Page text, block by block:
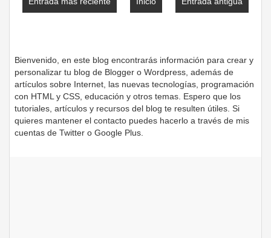
Bienvenido, en este blog encontrarás información para crear y
personalizar tu blog de Blogger o Wordpress, además de
artículos sobre Internet, las nuevas tecnologías, programación
con HTML y CSS, educación y otros temas. Espero que los
tutoriales, artículos y recursos del blog te resulten útiles. Si
quieres mantener el contacto puedes hacerlo a través de mis
cuentas de Twitter o Google Plus.